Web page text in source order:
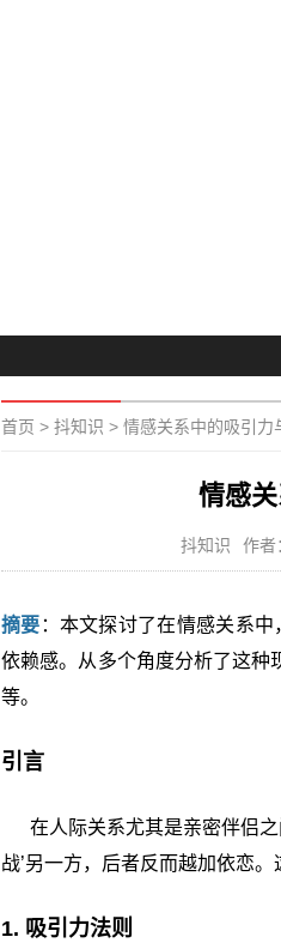
首页 > 抖知识 > 情感关系中的吸引力
情感
抖知识 作者
摘要 ：本文探讨了在情感关系
依赖感。从多个角度分析了这种
等。
引言
在人际关系尤其是亲密伴侣之
战’另一方，后者反而越加依恋
1. 吸引力法则